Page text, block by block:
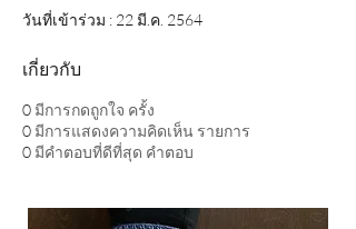
วันที่เข้าร่วม : 22 มี.ค. 2564
เกี่ยวกับ
0 มีการกดถูกใจ ครั้ง
0 มีการแสดงความคิดเห็น รายการ
0 มีคำตอบที่ดีที่สุด คำตอบ